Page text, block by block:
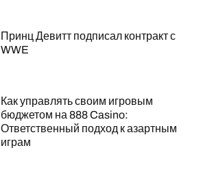
Принц Девитт подписал контракт с
WWE
Как управлять своим игровым
бюджетом на 888 Casino:
Ответственный подход к азартным
играм